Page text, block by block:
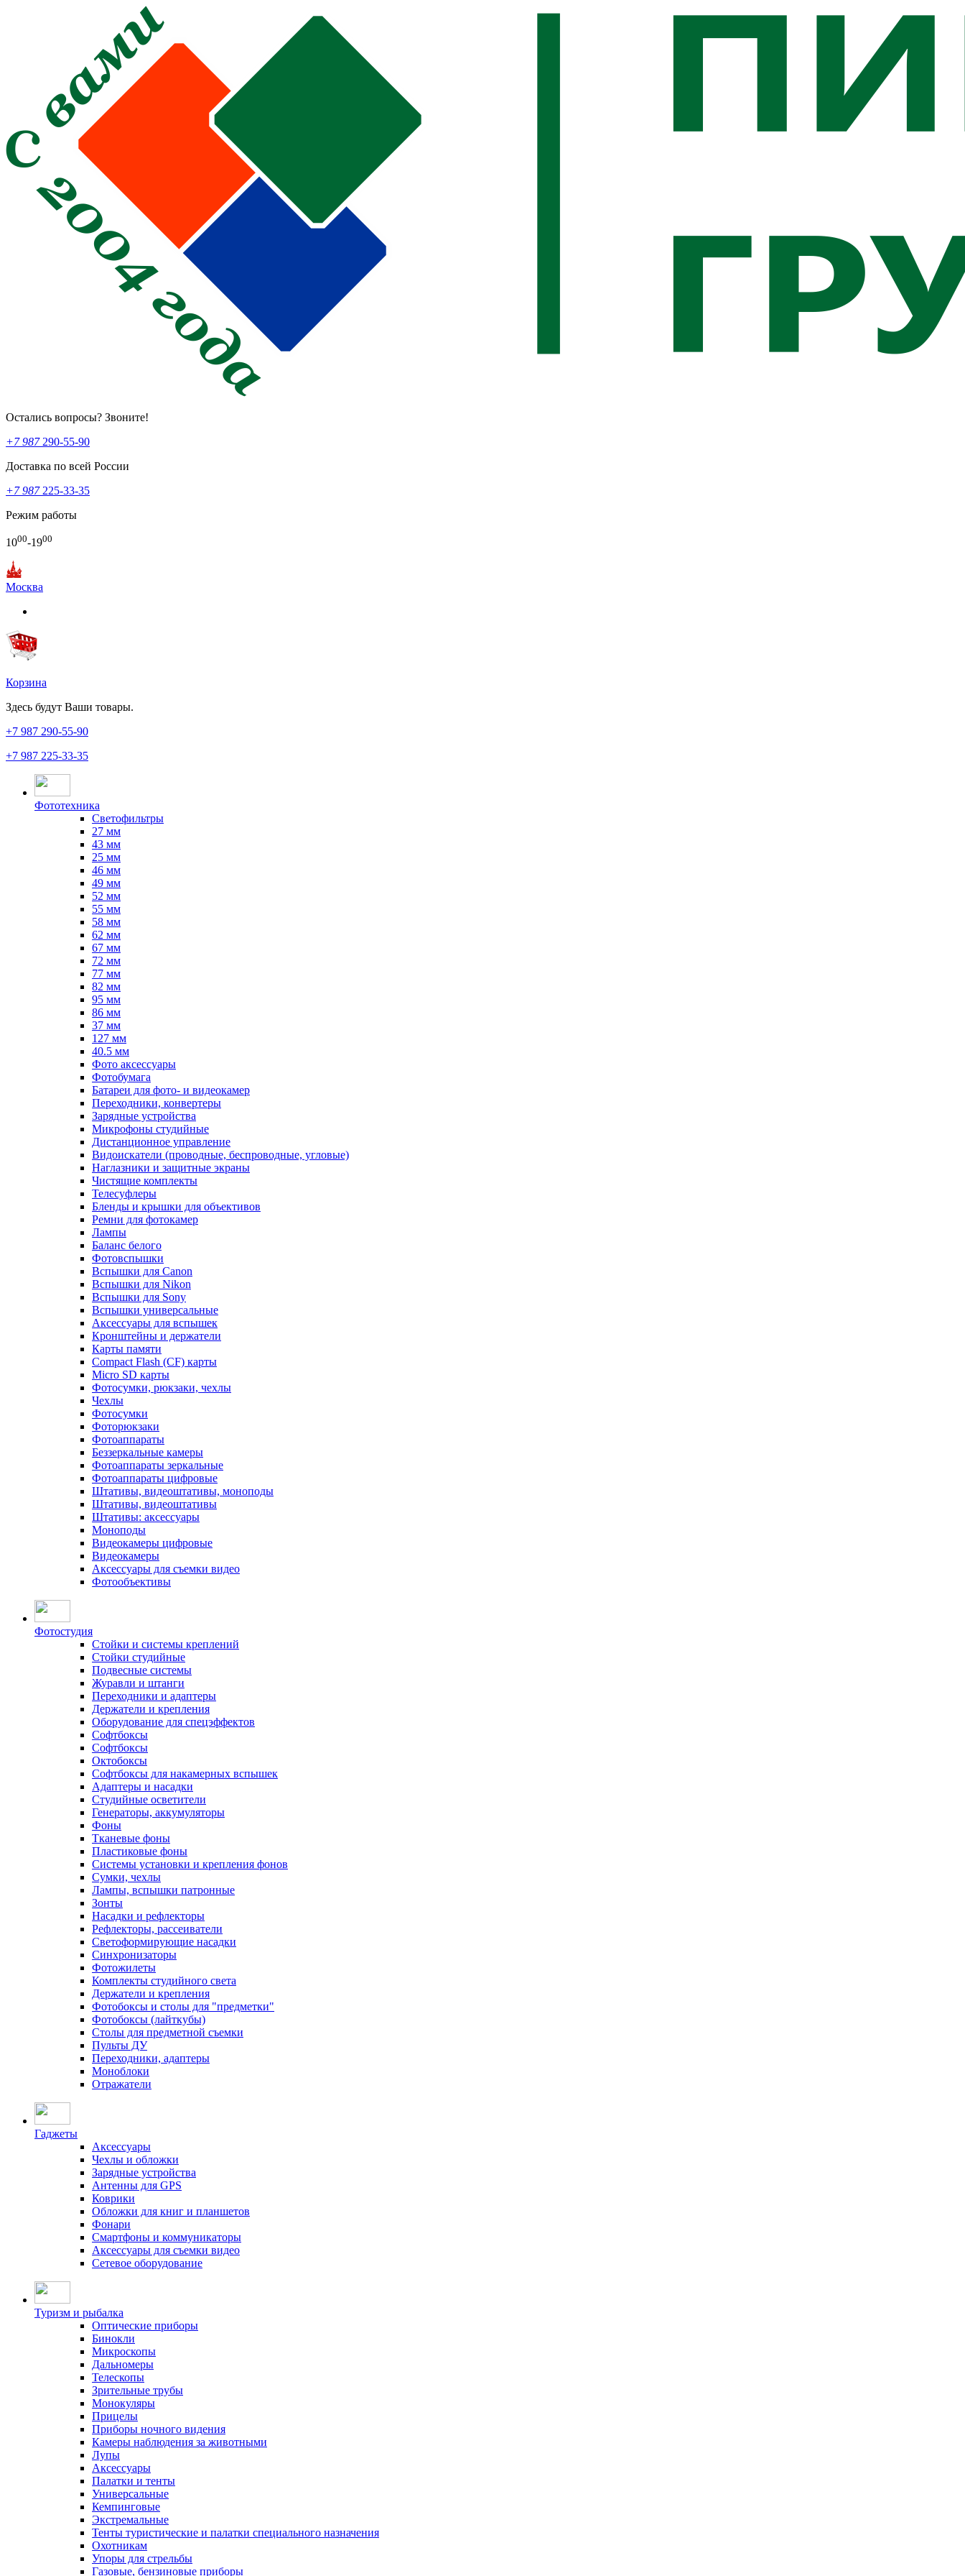
Остались вопросы? Звоните!
+7 987290-55-90
Доставка по всей России
+7 987225-33-35
Режим работы
1000-1900
Москва
Корзина
Здесь будут Ваши товары.
+7 987 290-55-90
+7 987 225-33-35
Фототехника
Светофильтры
27 мм
43 мм
25 мм
46 мм
49 мм
52 мм
55 мм
58 мм
62 мм
67 мм
72 мм
77 мм
82 мм
95 мм
86 мм
37 мм
127 мм
40.5 мм
Фото аксессуары
Фотобумага
Батареи для фото- и видеокамер
Переходники, конвертеры
Зарядные устройства
Микрофоны студийные
Дистанционное управление
Видоискатели (проводные, беспроводные, угловые)
Наглазники и защитные экраны
Чистящие комплекты
Телесуфлеры
Бленды и крышки для объективов
Ремни для фотокамер
Лампы
Баланс белого
Фотовспышки
Вспышки для Canon
Вспышки для Nikon
Вспышки для Sony
Вспышки универсальные
Аксесcуары для вспышек
Кронштейны и держатели
Карты памяти
Compact Flash (CF) карты
Micro SD карты
Фотосумки, рюкзаки, чехлы
Чехлы
Фотосумки
Фоторюкзаки
Фотоаппараты
Беззеркальные камеры
Фотоаппараты зеркальные
Фотоаппараты цифровые
Штативы, видеоштативы, моноподы
Штативы, видеоштативы
Штативы: аксессуары
Моноподы
Видеокамеры цифровые
Видеокамеры
Аксессуары для съемки видео
Фотообъективы
Фотостудия
Стойки и системы креплений
Стойки студийные
Подвесные системы
Журавли и штанги
Переходники и адаптеры
Держатели и крепления
Оборудование для спецэффектов
Софтбоксы
Софтбоксы
Октобоксы
Софтбоксы для накамерных вспышек
Адаптеры и насадки
Студийные осветители
Генераторы, аккумуляторы
Фоны
Тканевые фоны
Пластиковые фоны
Системы установки и крепления фонов
Сумки, чехлы
Лампы, вспышки патронные
Зонты
Насадки и рефлекторы
Рефлекторы, рассеиватели
Светоформирующие насадки
Синхронизаторы
Фотожилеты
Комплекты студийного света
Держатели и крепления
Фотобоксы и столы для "предметки"
Фотобоксы (лайткубы)
Столы для предметной съемки
Пульты ДУ
Переходники, адаптеры
Моноблоки
Отражатели
Гаджеты
Аксессуары
Чехлы и обложки
Зарядные устройства
Антенны для GPS
Коврики
Обложки для книг и планшетов
Фонари
Смартфоны и коммуникаторы
Аксессуары для съемки видео
Сетевое оборудование
Туризм и рыбалка
Оптические приборы
Бинокли
Микроскопы
Дальномеры
Телескопы
Зрительные трубы
Монокуляры
Прицелы
Приборы ночного видения
Камеры наблюдения за животными
Лупы
Аксессуары
Палатки и тенты
Универсальные
Кемпинговые
Экстремальные
Тенты туристические и палатки специального назначения
Охотникам
Упоры для стрельбы
Газовые, бензиновые приборы